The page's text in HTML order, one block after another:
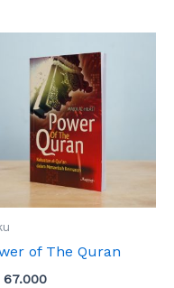
of The Quran
67.000